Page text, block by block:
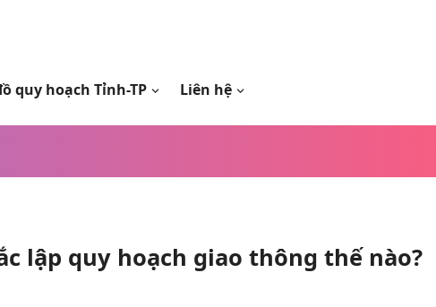
quy hoạch Tỉnh-TP Liên hệ
lập quy hoạch giao thông thế nào?